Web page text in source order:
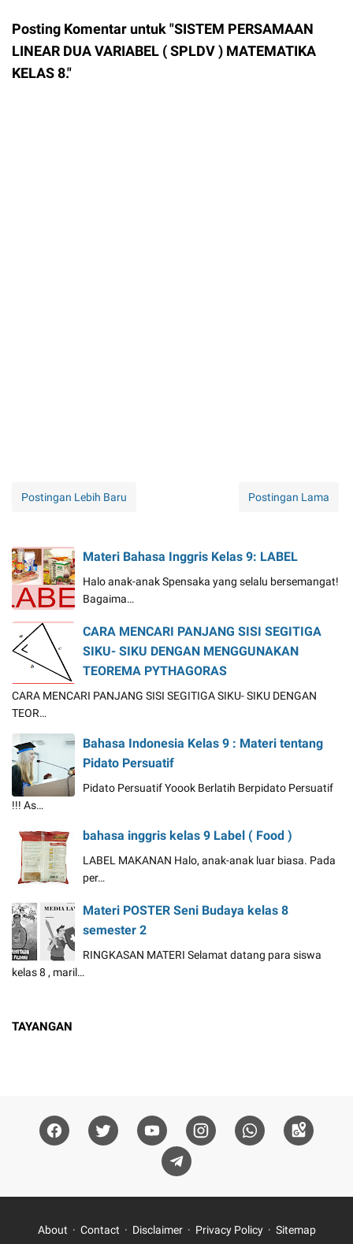
Posting Komentar untuk "SISTEM PERSAMAAN
LINEAR DUA VARIABEL ( SPLDV ) MATEMATIKA
KELAS 8."
Postingan Lebih Baru Postingan Lama
Materi Bahasa Inggris Kelas 9: LABEL
Halo anak-anak Spensaka yang selalu bersemangat!
Bagaima…
CARA MENCARI PANJANG SISI SEGITIGA
SIKU- SIKU DENGAN MENGGUNAKAN
TEOREMA PYTHAGORAS
CARA MENCARI PANJANG SISI SEGITIGA SIKU- SIKU DENGAN
TEOR…
Bahasa Indonesia Kelas 9 : Materi tentang
Pidato Persuatif
Pidato Persuatif Yoook Berlatih Berpidato Persuatif
!!! As…
bahasa inggris kelas 9 Label ( Food )
LABEL MAKANAN Halo, anak-anak luar biasa. Pada
per…
Materi POSTER Seni Budaya kelas 8
semester 2
RINGKASAN MATERI Selamat datang para siswa
kelas 8 , maril…
TAYANGAN
About Contact Disclaimer Privacy Policy Sitemap